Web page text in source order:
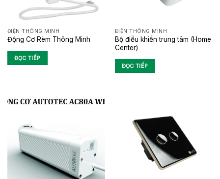
ĐIỆN THÔNG MINH
Động Cơ Rèm Thông Minh
ĐỌC TIẾP
ĐIỆN THÔNG MINH
Bộ điều khiển trung tâm (Home
Center)
ĐỌC TIẾP